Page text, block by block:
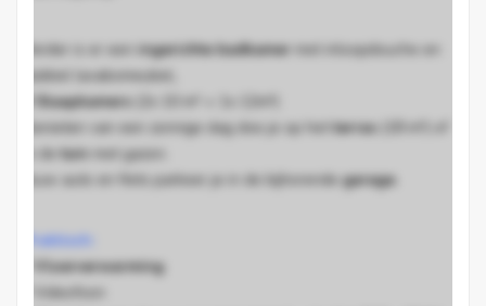
Verder is er een ingerichte badkamer
met inloopdouche en
dubbel lavabomeubel
3 Slaapkamers
Genieten van een zonnige dag doe je op het terras
in de tuin met gazon.
Jouw auto en fiets parkeer je in de bijhorendegarage
Praktisch:
Vloerverwarming
* Videofoon